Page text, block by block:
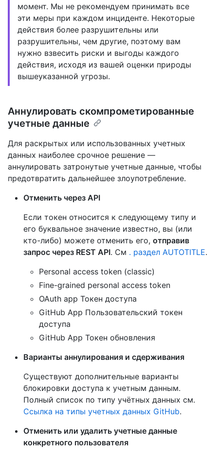
момент. Мы не рекомендуем принимать все
эти меры при каждом инциденте. Некоторые
действия более разрушительны или
разрушительны, чем другие, поэтому вам
нужно взвесить риски и выгоды каждого
действия, исходя из вашей оценки природы
вышеуказанной угрозы.
Аннулировать скомпрометированные
учетные данные
Для раскрытых или использованных учетных
данных наиболее срочное решение —
аннулировать затронутые учетные данные, чтобы
предотвратить дальнейшее злоупотребление.
Отменить через API
Если токен относится к следующему типу и
его буквальное значение известно, вы (или
кто-либо) можете отменить его, отправив
запрос через REST API. См . раздел AUTOTITLE.
Personal access token (classic)
Fine-grained personal access token
OAuth app Токен доступа
GitHub App Пользовательский токен
доступа
GitHub App Токен обновления
Варианты аннулирования и сдерживания
Существуют дополнительные варианты
блокировки доступа к учетным данным.
Полный список по типу учётных данных см.
Ссылка на типы учетных данных GitHub.
Отменить или удалить учетные данные
конкретного пользователя